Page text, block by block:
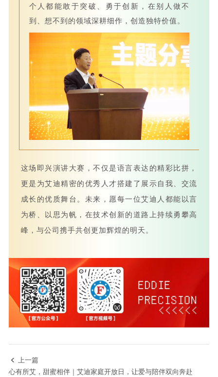
个人都能敢于突破、勇于创新，在别人做不
到、想不到的领域深耕细作，创造独特价值。
这场即兴演讲大赛，不仅是语言表达的精彩比拼，
更是为艾迪精密的优秀人才搭建了展示自我、交流
成长的优质舞台。未来，愿每一位艾迪人都能以言
为桥、以思为帆，在技术创新的道路上持续勇攀高
峰，与公司携手共创更加辉煌的明天。

上一篇
心有所艾，甜蜜相伴｜艾迪家庭开放日，让爱与陪伴双向奔赴